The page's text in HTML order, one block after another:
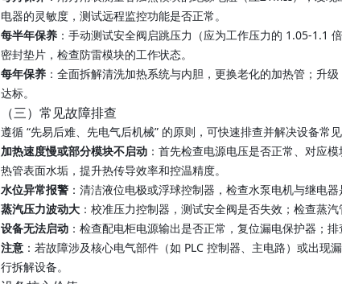
电器的灵敏度，测试远程监控功能是否正常。
每半年保养 ：手动测试安全阀启跳压力（应为工作压力的 1.05-1.1
密封垫片，检查防雷模块的工作状态。
每年保养 ：全面拆解清洗加热系统与内胆，更换老化的加热管；升
达标。
（三）常见故障排查
遵循 “先易后难、先电气后机械” 的原则，可快速排查并解决设备常见
加热速度慢或部分模块不启动 ：首先检查电源电压是否正常、对应
热管表面水垢，提升热传导效率和控温精度。
水位异常报警 ：清洁液位电极或浮球控制器，检查水泵电机与继电
蒸汽压力波动大 ：校准压力控制器，测试安全阀是否失效；检查蒸
设备无法启动 ：检查配电柜电源输出是否正常，复位漏电保护器；
注意 ：若故障涉及核心电气部件（如 PLC 控制器、主电路）或出
行拆解设备。